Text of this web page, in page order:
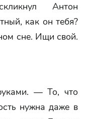
Антон
как он тебя?
сне. Ищи свой.
— То, что
нужна даже в